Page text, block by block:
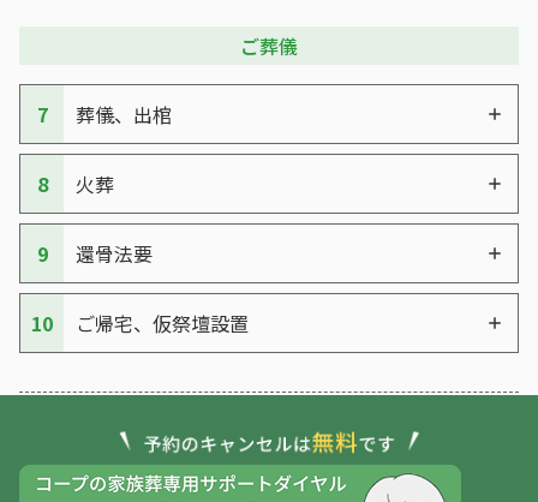
ご葬儀
7 葬儀、出棺
8 火葬
9 還骨法要
10 ご帰宅、仮祭壇設置